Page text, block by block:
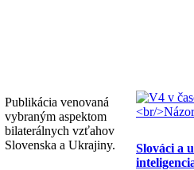
Publikácia venovaná
vybraným aspektom
bilaterálnych vzťahov
Slovenska a Ukrajiny.
Slováci a